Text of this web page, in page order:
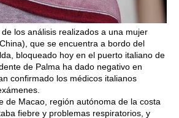
los análisis realizados a una mujer
que se encuentra a bordo del
bloqueado hoy en el puerto italiano de
de Palma ha dado negativo en
confirmado los médicos italianos
de Macao, región autónoma de la costa
fiebre y problemas respiratorios, y